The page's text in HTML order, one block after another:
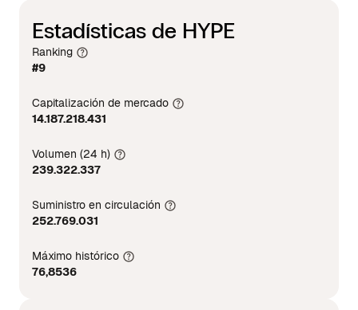
Estadísticas de HYPE
Ranking
#9
Capitalización de mercado
14.187.218.431
Volumen (24 h)
239.322.337
Suministro en circulación
252.769.031
Máximo histórico
76,8536